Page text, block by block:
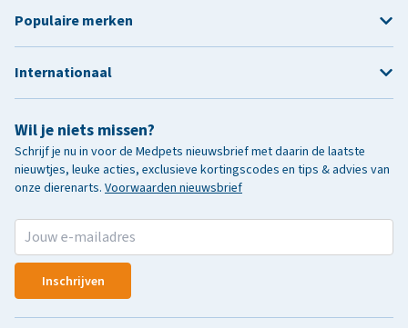
Wil je niets missen?
Schrijf je nu in voor de Medpets nieuwsbrief met daarin de laatste
nieuwtjes, leuke acties, exclusieve kortingscodes en tips & advies van
onze dierenarts. Voorwaarden nieuwsbrief
Inschrijven
Populaire merken
Internationaal